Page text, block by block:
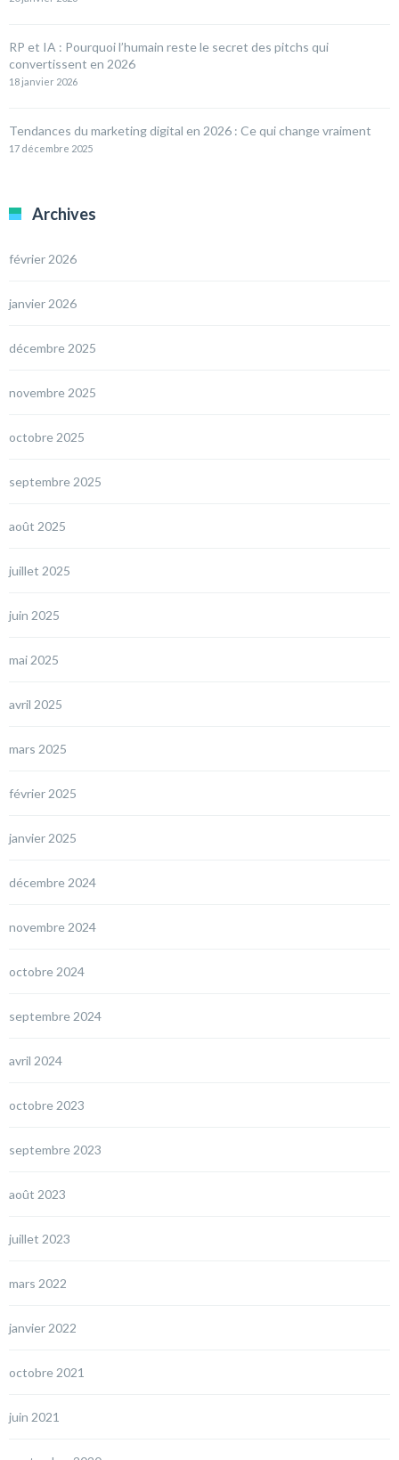
RP et IA : Pourquoi l’humain reste le secret des pitchs qui
convertissent en 2026
18 janvier 2026
Tendances du marketing digital en 2026 : Ce qui change vraiment
17 décembre 2025
Archives
février 2026
janvier 2026
décembre 2025
novembre 2025
octobre 2025
septembre 2025
août 2025
juillet 2025
juin 2025
mai 2025
avril 2025
mars 2025
février 2025
janvier 2025
décembre 2024
novembre 2024
octobre 2024
septembre 2024
avril 2024
octobre 2023
septembre 2023
août 2023
juillet 2023
mars 2022
janvier 2022
octobre 2021
juin 2021